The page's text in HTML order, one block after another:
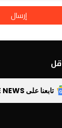
تابعنا على GOOGLE NEWS